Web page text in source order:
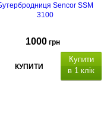
Sencor SSM
3100
1000 грн
КУПИТИ
Купити
в 1 клік